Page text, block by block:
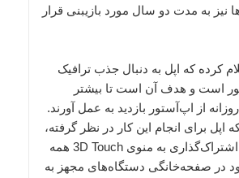
نیز به مدت دو سال مورد بازیبنی قرار
کرده که اپل به دنبال جذب ترافیک
است و هدف آن است تا بیشتر
از اپ‌آستور بازدید به عمل آورند.
برای انجام این کار در نظر گرفته،
اضافه کردن دکمه اشتراک‌گذاری به منوی 3D Touch همه
در صفحه‌خانگی دستگاه‌های مجهز به